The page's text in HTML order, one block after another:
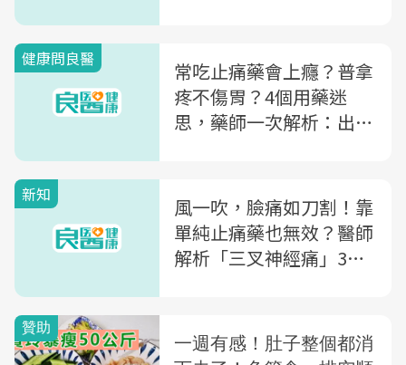
健康問良醫
常吃止痛藥會上癮？普拿
疼不傷胃？4個用藥迷
思，藥師一次解析：出現
新知
風一吹，臉痛如刀割！靠
單純止痛藥也無效？醫師
解析「三叉神經痛」3症